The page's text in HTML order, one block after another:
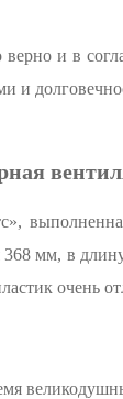
верно и в
и
мм, в
очень